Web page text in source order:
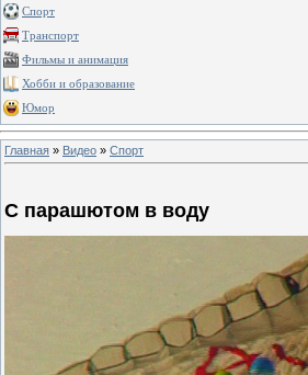
Спорт
Транспорт
Фильмы и анимация
Хобби и образование
Юмор
Главная » Видео » Спорт
С парашютом в воду